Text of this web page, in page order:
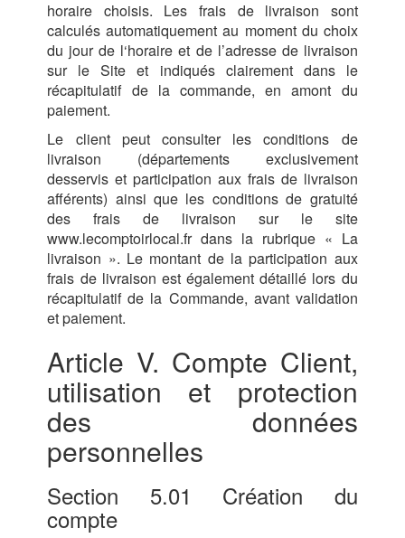
horaire choisis. Les frais de livraison sont
calculés automatiquement au moment du choix
du jour de l‘horaire et de l’adresse de livraison
sur le Site et indiqués clairement dans le
récapitulatif de la commande, en amont du
paiement.
Le client peut consulter les conditions de
livraison (départements exclusivement
desservis et participation aux frais de livraison
afférents) ainsi que les conditions de gratuité
des frais de livraison sur le site
www.lecomptoirlocal.fr dans la rubrique « La
livraison ». Le montant de la participation aux
frais de livraison est également détaillé lors du
récapitulatif de la Commande, avant validation
et paiement.
Article V. Compte Client,
utilisation et protection
des données
personnelles
Section 5.01 Création du
compte